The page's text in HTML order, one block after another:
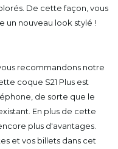
De cette façon, vous
nouveau look stylé !
recommandons notre
coque S21 Plus est
de sorte que le
En plus de cette
plus d'avantages.
et vos billets dans cet